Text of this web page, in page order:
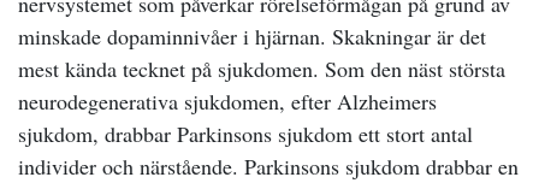
minskade dopaminnivåer i hjärnan. Skakningar är det
mest kända tecknet på sjukdomen. Som den näst största
neurodegenerativa sjukdomen, efter Alzheimers
sjukdom, drabbar Parkinsons sjukdom ett stort antal
individer och närstående. Parkinsons sjukdom drabbar en